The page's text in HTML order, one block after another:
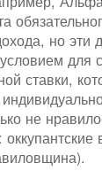
но эти
для
ставки,
не